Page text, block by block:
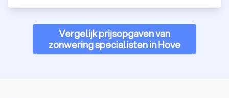
Vergelijk prijsopgaven van
zonwering specialisten in Hove